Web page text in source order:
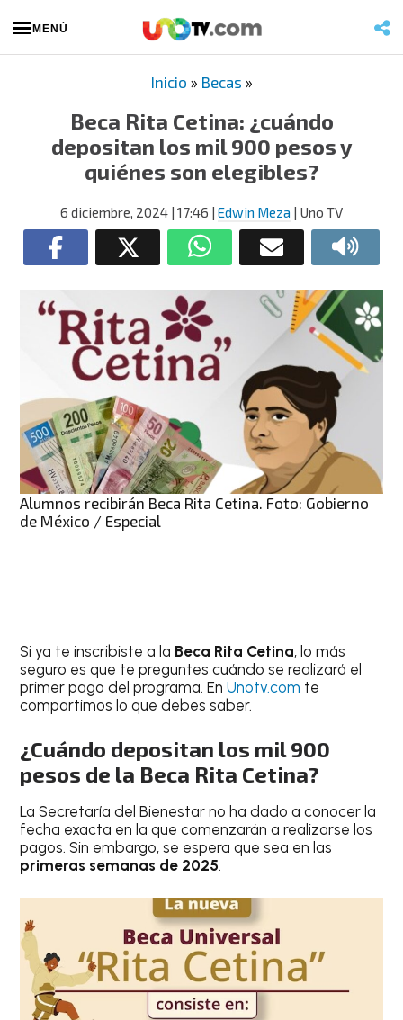
MENÚ
Inicio » Becas »
Beca Rita Cetina: ¿cuándo
depositan los mil 900 pesos y
quiénes son elegibles?
6 diciembre, 2024 | 17:46 | Edwin Meza | Uno TV
Alumnos recibirán Beca Rita Cetina. Foto: Gobierno
de México / Especial
Si ya te inscribiste a la Beca Rita Cetina, lo más
seguro es que te preguntes cuándo se realizará el
primer pago del programa. EnUnotv.com te
compartimos lo que debes saber.
¿Cuándo depositan los mil 900
pesos de la Beca Rita Cetina?
La Secretaría del Bienestar no ha dado a conocer la
fecha exacta en la que comenzarán a realizarse los
pagos. Sin embargo, se espera que sea en las
primeras semanas de 2025.